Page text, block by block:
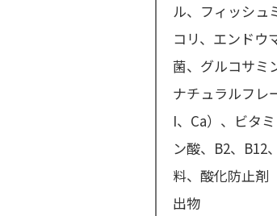
ル、フィッシュ
コリ、エンドウ
菌、グルコサミ
ナチュラルフレ
I、Ca）、ビタ
ン酸、B2、B12
料、酸化防止剤
出物